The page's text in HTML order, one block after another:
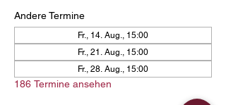
Andere Termine
Fr., 14. Aug., 15:00
Fr., 21. Aug., 15:00
Fr., 28. Aug., 15:00
186 Termine ansehen